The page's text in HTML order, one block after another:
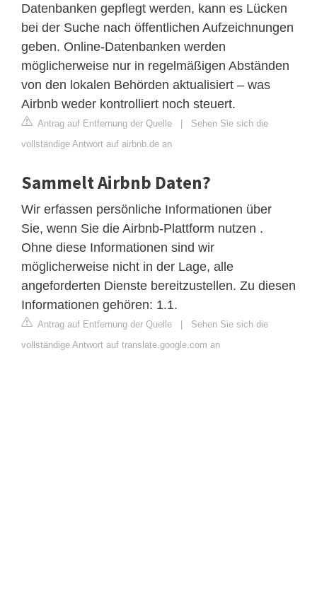
Datenbanken gepflegt werden, kann es Lücken
bei der Suche nach öffentlichen Aufzeichnungen
geben. Online-Datenbanken werden
möglicherweise nur in regelmäßigen Abständen
von den lokalen Behörden aktualisiert – was
Airbnb weder kontrolliert noch steuert.
Antrag auf Entfernung der Quelle | Sehen Sie sich die
vollständige Antwort auf airbnb.de an
Sammelt Airbnb Daten?
Wir erfassen persönliche Informationen über
Sie, wenn Sie die Airbnb-Plattform nutzen .
Ohne diese Informationen sind wir
möglicherweise nicht in der Lage, alle
angeforderten Dienste bereitzustellen. Zu diesen
Informationen gehören: 1.1.
Antrag auf Entfernung der Quelle | Sehen Sie sich die
vollständige Antwort auf translate.google.com an